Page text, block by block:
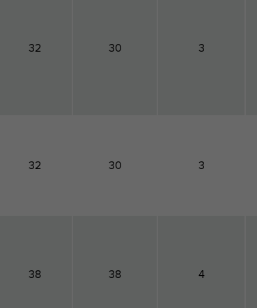
32 30 3
32 30 3
38 38 4